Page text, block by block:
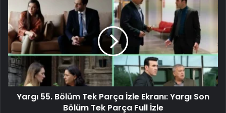
Yargı 55. Bölüm Tek Parça İzle Ekranı: Yargı Son
Bölüm Tek Parça Full İzle